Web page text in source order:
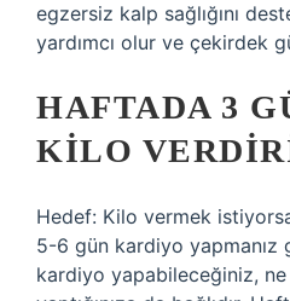
egzersiz kalp sağlığını
yardımcı olur ve çekirdek
HAFTADA 3
KILO
Hedef: Kilo vermek
5-6 gün kardiyo yapmanız
kardiyo yapabileceğiniz, ne